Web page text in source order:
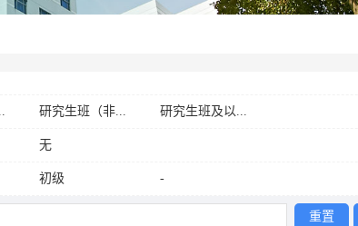
研究生班（非... 研究生班及以...
职高
高中
小学及以上 省委党校研究...
无
初级 -
重置